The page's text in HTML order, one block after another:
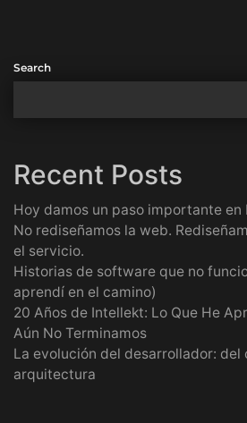
Search
Recent Posts
Hoy damos un paso importante en
No rediseñamos la web.
el servicio.
Historias de software que no
aprendí en el camino)
20 Años de Intellekt: Lo Que He
Aún No Terminamos
La evolución del desarrollador: del
arquitectura